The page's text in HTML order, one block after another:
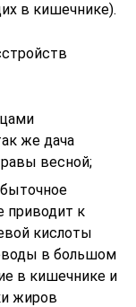
в кишечнике).
же дача
весной;
приводит к
кислоты
в большом
в кишечнике и
жиров